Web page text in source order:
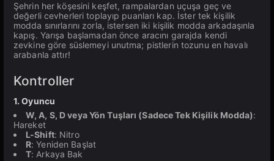
Şehrin her köşesini keşfet, rampalardan uçuşa geç ve
değerli cevherleri toplayıp puanları kap. İster tek kişilik
modda sınırlarını zorla, istersen iki kişilik modda arkadaşınla
kapış. Yarışa başlamadan önce aracını garajda kendi
zevkine göre süslemeyi unutma; pistlerin tozunu en havalı
arabanla attır!
Kontroller
1. Oyuncu
W, A, S, D veya Yön Tuşları (Sadece Tek Kişilik Modda):
Hareket
L-Shift: Nitro
R: Yeniden Başlat
T: Arkaya Bak